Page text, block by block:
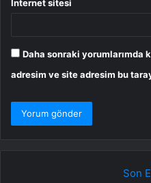
İnternet sitesi
Daha sonraki yorumlarımda
adresim ve site adresim bu
Son